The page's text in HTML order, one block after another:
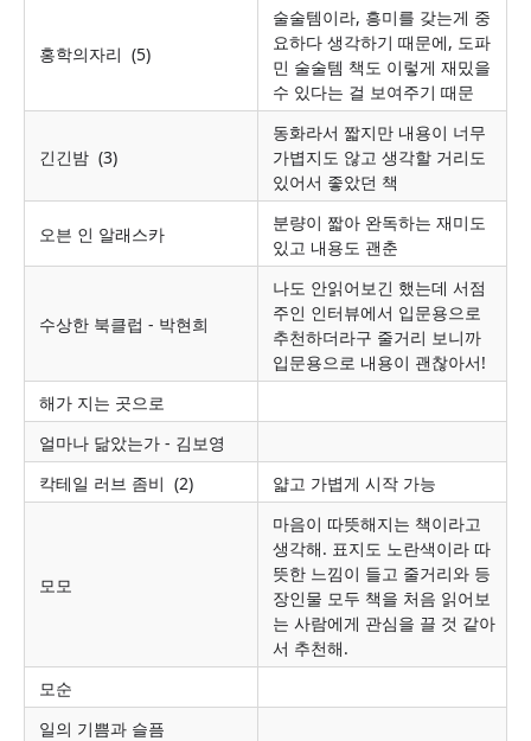
홍학의자리 (5)
술술템이라, 흥미를 갖는게 중
요하다 생각하기 때문에, 도파
민 술술템 책도 이렇게 재밌을
수 있다는 걸 보여주기 때문
긴긴밤 (3)
동화라서 짧지만 내용이 너무
가볍지도 않고 생각할 거리도
있어서 좋았던 책
오븐 인 알래스카
분량이 짧아 완독하는 재미도
있고 내용도 괜춘
수상한 북클럽 - 박현희
나도 안읽어보긴 했는데 서점
주인 인터뷰에서 입문용으로
추천하더라구 줄거리 보니까
입문용으로 내용이 괜찮아서!
해가 지는 곳으로
얼마나 닮았는가 - 김보영
칵테일 러브 좀비 (2) 얇고 가볍게 시작 가능
모모
마음이 따뜻해지는 책이라고
생각해. 표지도 노란색이라 따
뜻한 느낌이 들고 줄거리와 등
장인물 모두 책을 처음 읽어보
는 사람에게 관심을 끌 것 같아
서 추천해.
모순
일의 기쁨과 슬픔